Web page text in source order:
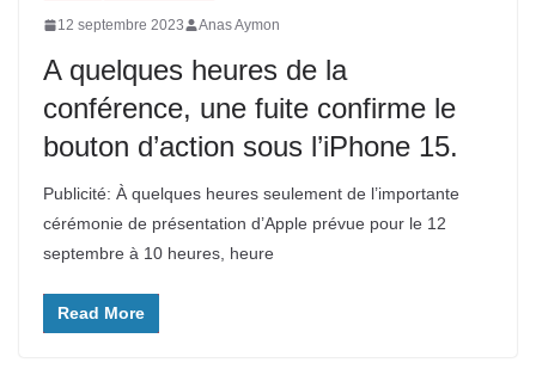
12 septembre 2023 Anas Aymon
A quelques heures de la
conférence, une fuite confirme le
bouton d’action sous l’iPhone 15.
Publicité: À quelques heures seulement de l’importante
cérémonie de présentation d’Apple prévue pour le 12
septembre à 10 heures, heure
Read More